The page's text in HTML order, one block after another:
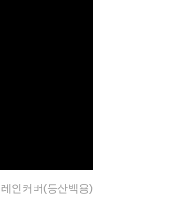
레인커버(등산백용)